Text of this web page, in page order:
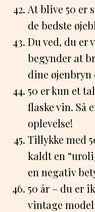
At blive 50 er
de bedste
Du ved, du er
begynder at
dine øjenbryn
50 er kun et
flaske vin. Så
oplevelse!
Tillykke med
kaldt en
en negativ
50 år – du er
vintage